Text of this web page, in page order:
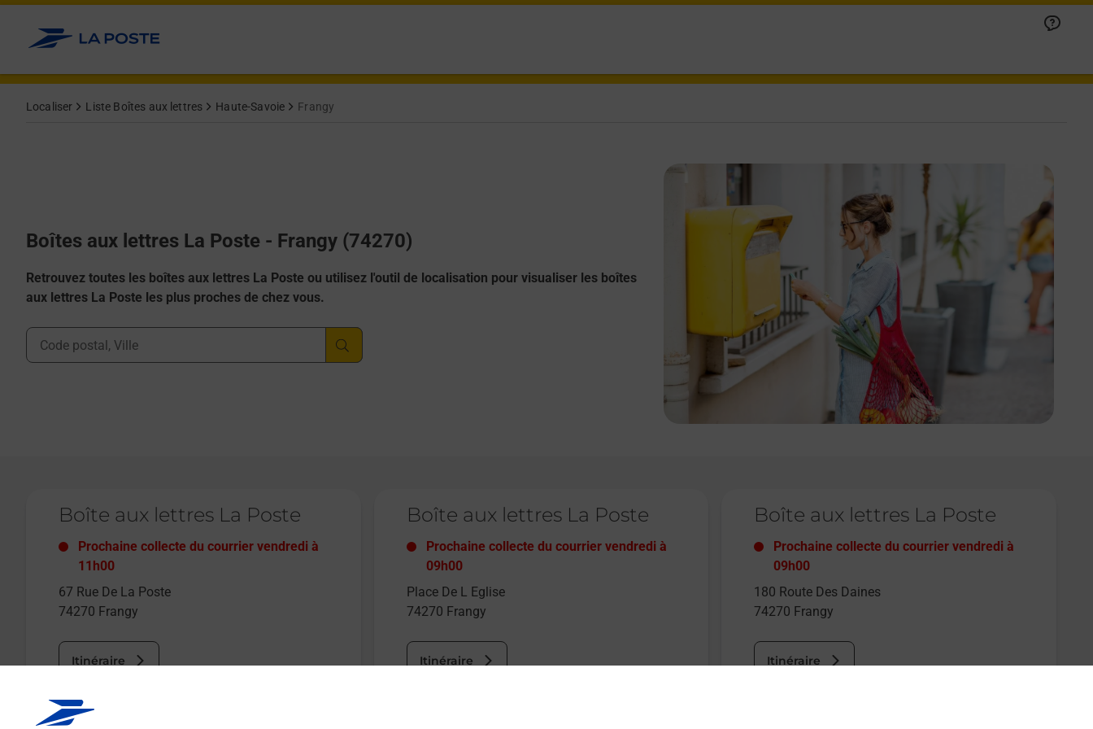
Allez au contenu
Localiser Liste Boîtes aux lettres Haute-Savoie Frangy
Boîtes aux lettres La Poste - Frangy (74270)
Retrouvez toutes les boîtes aux lettres La Poste ou utilisez l'outil de localisation pour visualiser les boîtes
aux lettres La Poste les plus proches de chez vous.
Ville, Département, Code Postal
Boîte aux lettres La Poste
Prochaine collecte du courrier vendredi à
11h00
67 Rue De La Poste
74270 Frangy
Itinéraire
Boîte aux lettres La Poste
Prochaine collecte du courrier vendredi à
09h00
Place De L Eglise
74270 Frangy
Itinéraire
Boîte aux lettres La Poste
Prochaine collecte du courriervendredi à
09h00
180 Route Des Daines
74270 Frangy
Itinéraire